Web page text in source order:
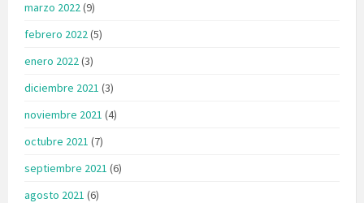
marzo 2022(9)
febrero 2022(5)
enero 2022(3)
diciembre 2021 (3)
noviembre 2021 (4)
octubre 2021 (7)
septiembre 2021 (6)
agosto 2021 (6)